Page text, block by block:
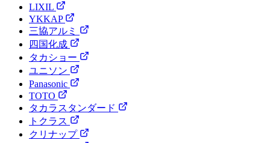
LIXIL
YKKAP
三協アルミ
四国化成
タカショー
ユニソン
Panasonic
TOTO
タカラスタンダード
トクラス
クリナップ